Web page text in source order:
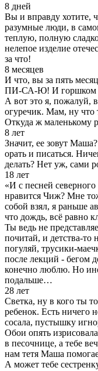
8 дней
Вы и вправду хотите,
разумные люди, в
теплую, полную
нелепое изделие
за что!
8 месяцев
И что, вы за пять
ПИ-СА-Ю! И горшком
А вот это я, пожалуй,
огуречик. Мам, ну что
Откуда ж маленькому
8 лет
Значит, ее зовут
орать и писаться.
делать? Нет уж, сами
18 лет
«И с песней
нравится Чиж? Мне
собой взял, я раньше
что дождь, всё равно
Ты ведь не
почитай, и детства-
погуляй, трусики-
после лекций - бегом
конечно люблю. Но
подальше…
28 лет
Светка, ну в кого ты
ребенок. Есть ничего
сосала, пустышку
Обои опять
в песочнице, а тебе
нам тетя Маша
А может тебе